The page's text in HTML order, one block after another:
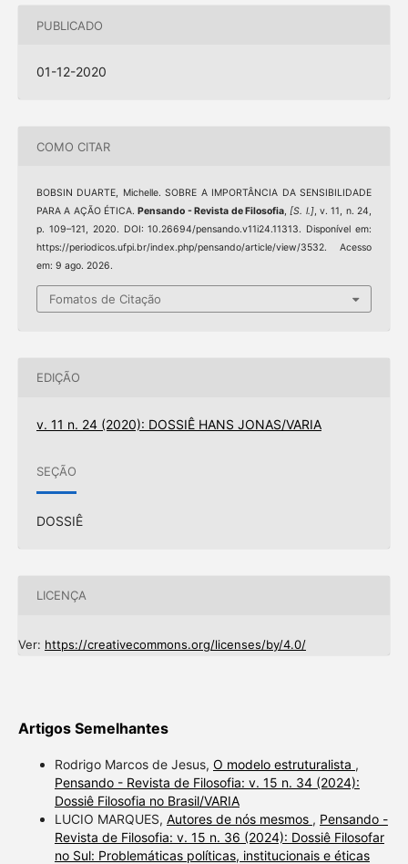
PUBLICADO
01-12-2020
COMO CITAR
BOBSIN DUARTE, Michelle. SOBRE A IMPORTÂNCIA DA SENSIBILIDADE
PARA A AÇÃO ÉTICA.Pensando - Revista de Filosofia,[S. l.], v. 11, n. 24,
p. 109–121, 2020. DOI: 10.26694/pensando.v11i24.11313. Disponível em:
https://periodicos.ufpi.br/index.php/pensando/article/view/3532. Acesso
em: 9 ago. 2026.
Fomatos de Citação
EDIÇÃO
v. 11 n. 24 (2020): DOSSIÊ HANS JONAS/VARIA
SEÇÃO
DOSSIÊ
LICENÇA
Ver: https://creativecommons.org/licenses/by/4.0/
Artigos Semelhantes
Rodrigo Marcos de Jesus, O modelo estruturalista ,
Pensando - Revista de Filosofia: v. 15 n. 34 (2024):
Dossiê Filosofia no Brasil/VARIA
LUCIO MARQUES, Autores de nós mesmos , Pensando -
Revista de Filosofia: v. 15 n. 36 (2024): Dossiê Filosofar
no Sul: Problemáticas políticas, institucionais e éticas